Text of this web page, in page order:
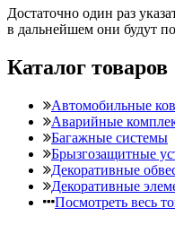
Достаточно один раз
в дальнейшем они будут
Каталог товаров
Автомобильные
Аварийные
Багажные системы
Брызгозащитные
Декоративные
Декоративные
Посмотреть весь